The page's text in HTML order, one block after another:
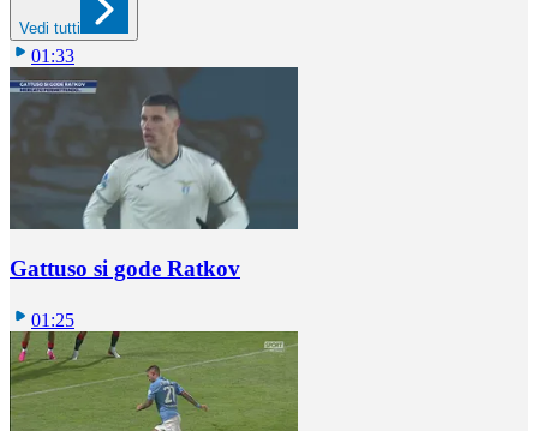
Vedi tutti
01:33
Gattuso si gode Ratkov
01:25